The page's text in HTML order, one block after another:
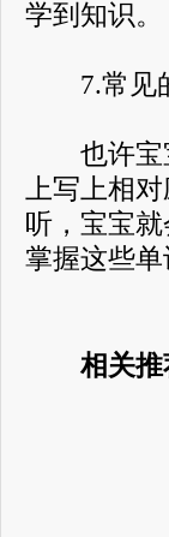
学到知识。
7.常见的
也许宝宝
上写上相
听，宝宝
掌握这些单
相关推